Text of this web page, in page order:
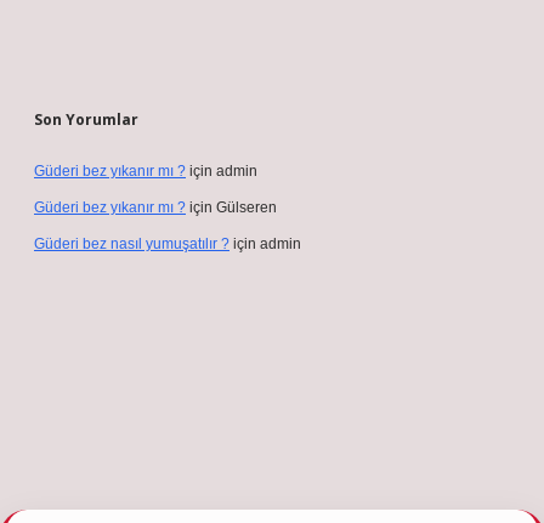
Son Yorumlar
Güderi bez yıkanır mı ? için admin
Güderi bez yıkanır mı ? için Gülseren
Güderi bez nasıl yumuşatılır ? için admin